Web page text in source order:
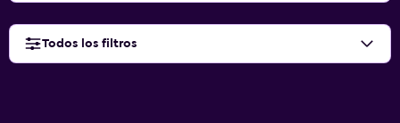
Todos los filtros